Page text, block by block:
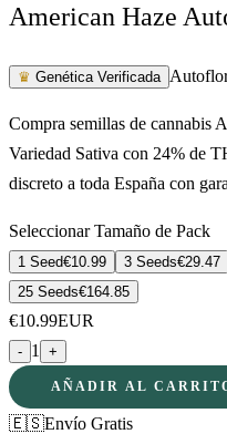
American Haze
♛ Genética Verificada
Compra semillas de cannabis
Variedad Sativa con 24% de
discreto a toda España con
Seleccionar Tamaño de Pack
1 Seed€10.99 3 Seeds€29.47
25 Seeds€164.85
€10.99EUR
- 1 +
AÑADIR AL
🇪🇸Envío Gratis